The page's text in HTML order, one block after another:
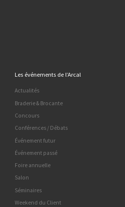
Les événements de l’Arcal
Actualités
Braderie & Brocante
Concours
Conférences / Débats
Événement futur
Événement passé
Foire annuelle
Salon
Séminaires
Weekend du Client